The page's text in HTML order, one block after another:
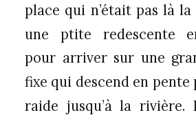
place qui n’était pas là
une ptite redescente
pour arriver sur une
fixe qui descend en pente
raide jusqu’à la rivière.